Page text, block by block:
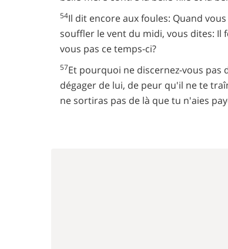
54Il dit encore aux foules: Quand
souffler le vent du midi, vous dites: Il
vous pas ce temps-ci?
57Et pourquoi ne discernez-vous pas
dégager de lui, de peur qu'il ne te
ne sortiras pas de là que tu n'aies